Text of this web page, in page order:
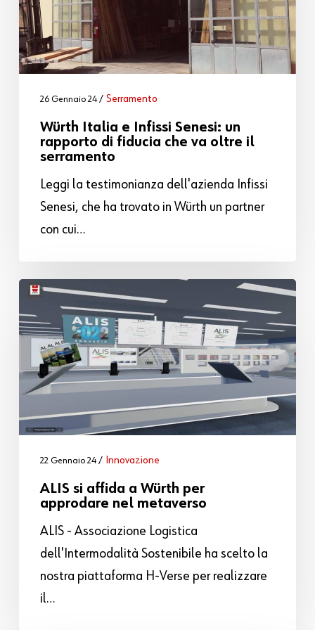
26 Gennaio 24 Serramento
Würth Italia e Infissi Senesi: un
rapporto di fiducia che va oltre il
serramento
Leggi la testimonianza dell'azienda Infissi
Senesi, che ha trovato in Würth un partner
con cui…
22 Gennaio 24 Innovazione
ALIS si affida a Würth per
approdare nel metaverso
ALIS - Associazione Logistica
dell'Intermodalità Sostenibile ha scelto la
nostra piattaforma H-Verse per realizzare
il…